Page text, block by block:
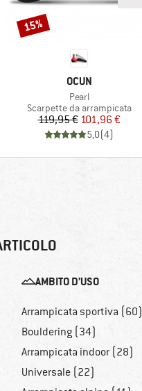
MARCHIO
OCUN
Articolo
Pearl
Gruppo di prodotti
Scarpette da arrampicata
Prezzo
119,95 €Prezzo ridotto
101,96 €
5,0(4)
Sconto
15%
AMBITO D’USO
Arrampicata sportiva (60)
Bouldering (34)
Arrampicata indoor (28)
Universale (22)